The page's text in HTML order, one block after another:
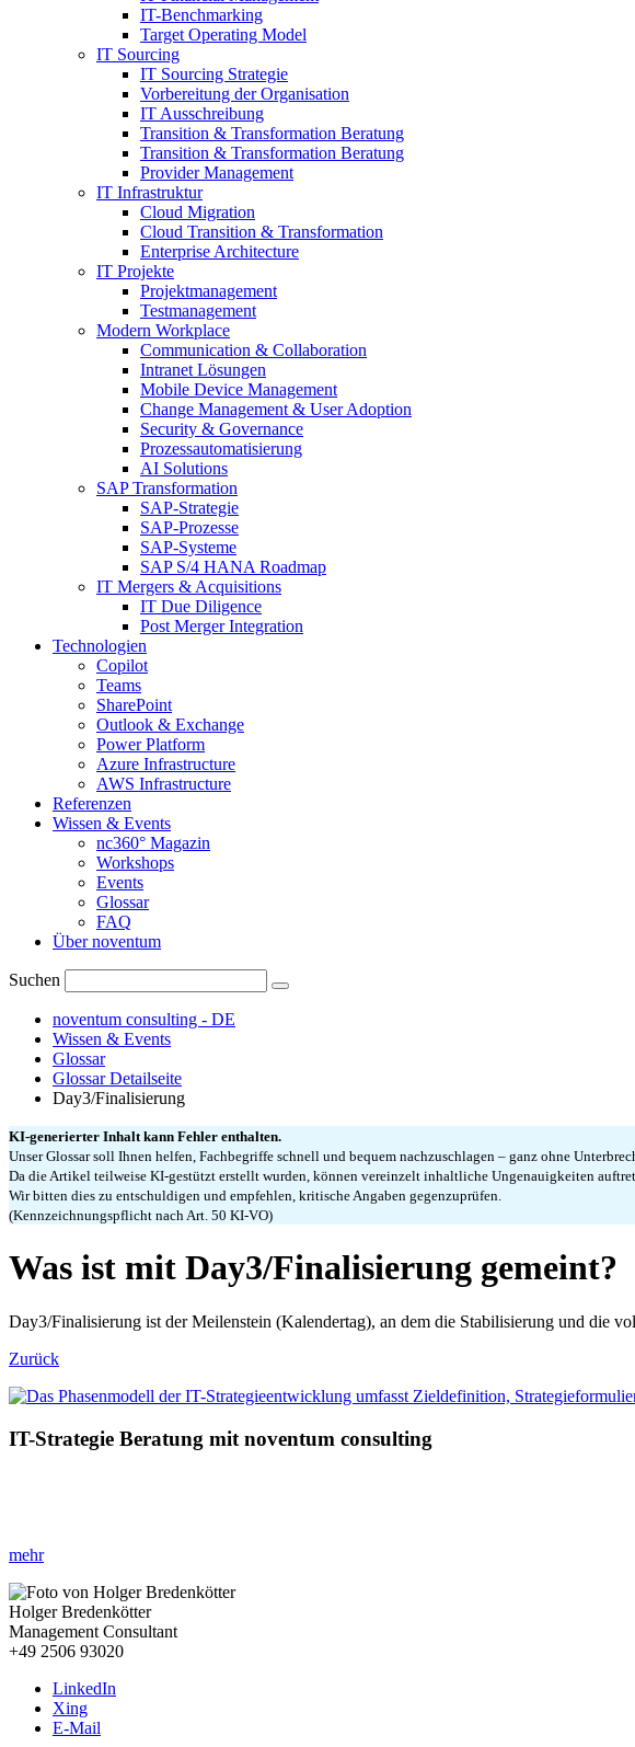
IT-Benchmarking
Target Operating Model
IT Sourcing
IT Sourcing Strategie
Vorbereitung der Organisation
IT Ausschreibung
Transition & Transformation Beratung
Transition & Transformation Beratung
Provider Management
IT Infrastruktur
Cloud Migration
Cloud Transition & Transformation
Enterprise Architecture
IT Projekte
Projektmanagement
Testmanagement
Modern Workplace
Communication & Collaboration
Intranet Lösungen
Mobile Device Management
Change Management & User Adoption
Security & Governance
Prozessautomatisierung
AI Solutions
SAP Transformation
SAP-Strategie
SAP-Prozesse
SAP-Systeme
SAP S/4 HANA Roadmap
IT Mergers & Acquisitions
IT Due Diligence
Post Merger Integration
Technologien
Copilot
Teams
SharePoint
Outlook & Exchange
Power Platform
Azure Infrastructure
AWS Infrastructure
Referenzen
Wissen & Events
nc360° Magazin
Workshops
Events
Glossar
FAQ
Über noventum
Suchen
noventum consulting - DE
Wissen & Events
Glossar
Glossar Detailseite
Day3/Finalisierung
KI-generierter Inhalt kann Fehler enthalten.
Unser Glossar soll Ihnen helfen, Fachbegriffe schnell und bequem nachzuschlagen – ganz ohne
Da die Artikel teilweise KI-gestützt erstellt wurden, können vereinzelt inhaltliche Ungenauigkeiten
Wir bitten dies zu entschuldigen und empfehlen, kritische Angaben gegenzuprüfen.
(Kennzeichnungspflicht nach Art. 50 KI-VO)
Was ist mit Day3/Finalisierung gemeint?
Day3/Finalisierung ist der Meilenstein (Kalendertag), an dem die Stabilisierung und die
Zurück
IT-Strategie Beratung mit noventum consulting
mehr
Holger Bredenkötter
Management Consultant
+49 2506 93020
LinkedIn
Xing
E-Mail